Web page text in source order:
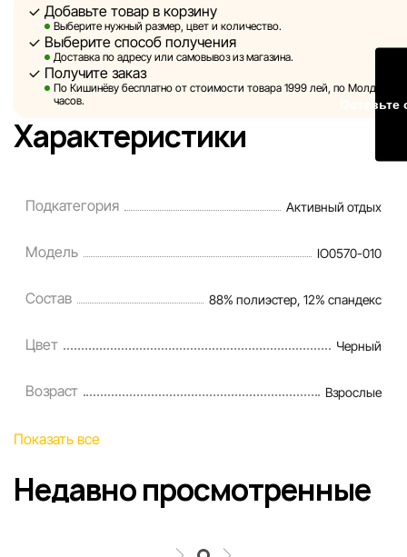
Sportlandia оставляет за собой право в одностороннем
без предварительного уведомления вносить изменения в
характеристики и потребительские свойства товаров.
Изображения, представленные на сайте, являются
смоделированными и служат исключительно для
Общая информация о товарах предоставляется в
целях.
Цены на товары, а также условия предоставления скидок,
компанией Sportlandia в одностороннем порядке и без
Наша команда регулярно проверяет и обновляет
ошибки в кратчайшие разумные сроки.
Добавьте товар в корзину
Выберите нужный размер, цвет и количество.
Выберите способ получения
Доставка по адресу или самовывоз из магазина.
Получите заказ
По Кишинёву бесплатно от стоимости товара 1999 лей, по Молдове —
часов.
Характеристики
Подкатегория Активный отдых
Модель IO0570-010
Состав 88% полиэстер, 12% спандекс
Цвет Черный
Возраст Взрослые
Показать все
Недавно просмотренные
Оставьте